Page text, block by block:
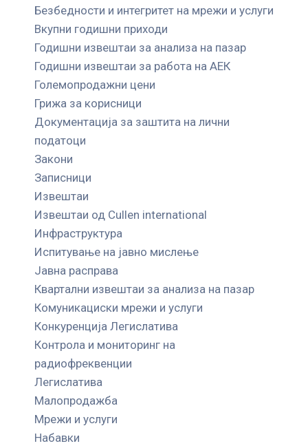
Безбедности и интегритет на мрежи и услуги
Вкупни годишни приходи
Годишни извештаи за анализа на пазар
Годишни извештаи за работа на АЕК
Големопродажни цени
Грижа за корисници
Документација за заштита на лични
податоци
Закони
Записници
Извештаи
Извештаи од Cullen international
Инфраструктура
Испитување на јавно мислење
Јавна расправа
Квартални извештаи за анализа на пазар
Комуникациски мрежи и услуги
Конкуренција Легислатива
Контрола и мониторинг на
радиофреквенции
Легислатива
Малопродажба
Мрежи и услуги
Набавки